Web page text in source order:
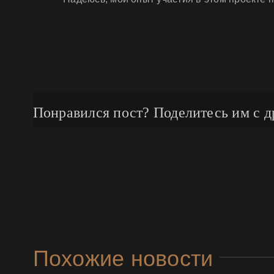
Понравился пост? Поделитесь им с
Похожие новости